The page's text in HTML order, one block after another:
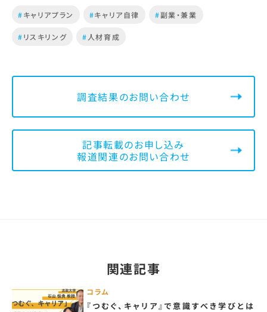
#キャリアプラン #キャリア自律 #副業・兼業
#リスキリング # 人材育成
調査結果のお問い合わせ
記事転載のお申し込み
報道関連のお問い合わせ
関連記事
コラム
『つむぐ、キャリア』で意識すべき学びとは